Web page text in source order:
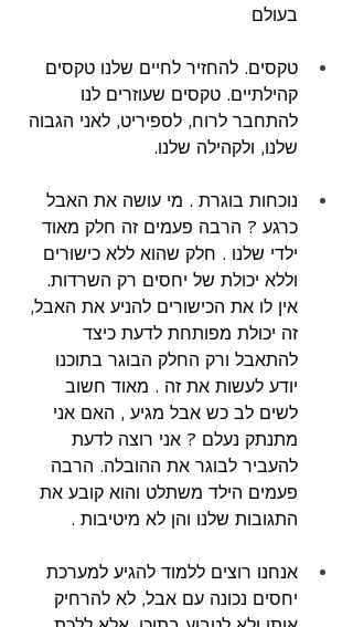
בעולם
טקסים. להחזיר לחיים שלנו טקסים
קהילתיים. טקסים שעוזרים לנו
להתחבר לרוח, לספיריט, לאני הגבוה
שלנו, ולקהילה שלנו.
נוכחות בוגרת . מי עושה את האבל
כרגע ? הרבה פעמים זה חלק מאוד
ילדי שלנו . חלק שהוא ללא כישורים
וללא יכולת של יחסים רק השרדות.
אין לו את הכישורים להניע את האבל,
זה יכולת מפותחת לדעת כיצד
להתאבל ורק החלק הבוגר בתוכנו
יודע לעשות את זה . מאוד חשוב
לשים לב כש אבל מגיע , האם אני
מתנתק נעלם ? אני רוצה לדעת
להעביר לבוגר את ההובלה. הרבה
פעמים הילד משתלט והוא קובע את
התגובות שלנו והן לא מיטיבות .
אנחנו רוצים ללמוד להגיע למערכת
יחסים נכונה עם אבל, לא להרחיק